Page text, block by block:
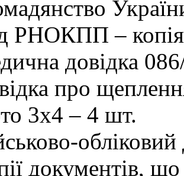
РНОКПП – копія
довідка
про
3х4 – 4 шт.
документів,